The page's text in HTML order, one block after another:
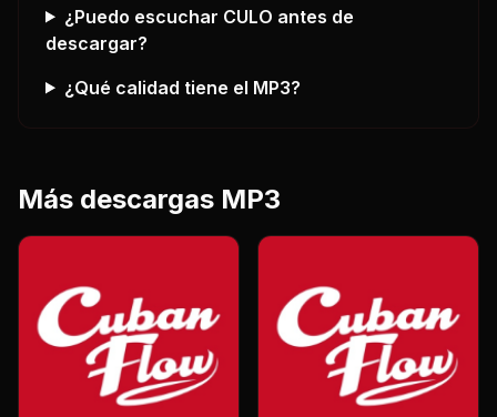
¿Puedo escuchar CULO antes de
descargar?
¿Qué calidad tiene el MP3?
Más descargas MP3